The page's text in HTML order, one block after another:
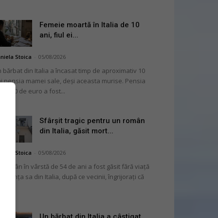
Femeie moartă în Italia de 10
ani, fiul ei...
Stoica 05/08/2026
bărbat din Italia a încasat timp de aproximativ 10
pensia mamei sale, deși aceasta murise. Pensia
2.000 de euro a fost...
Sfârșit tragic pentru un român
din Italia, găsit mort...
Stoica 05/08/2026
român în vârstă de 54 de ani a fost găsit fără viață
locuința sa din Italia, după ce vecinii, îngrijorați că